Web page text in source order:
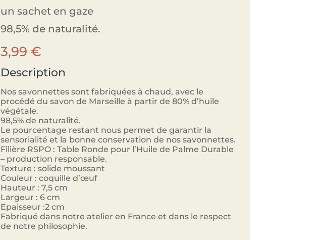
un sachet en gaze
98,5% de naturalité.
3,99 €
Description
Nos savonnettes sont fabriquées à chaud, avec le
procédé du savon de Marseille à partir de 80% d’huile
végétale.
98,5% de naturalité.
Le pourcentage restant nous permet de garantir la
sensorialité et la bonne conservation de nos savonnettes.
Filière RSPO : Table Ronde pour l’Huile de Palme Durable
– production responsable.
Texture : solide moussant
Couleur : coquille d’œuf
Hauteur : 7,5 cm
Largeur : 6 cm
Epaisseur :2 cm
Fabriqué dans notre atelier en France et dans le respect
de notre philosophie.